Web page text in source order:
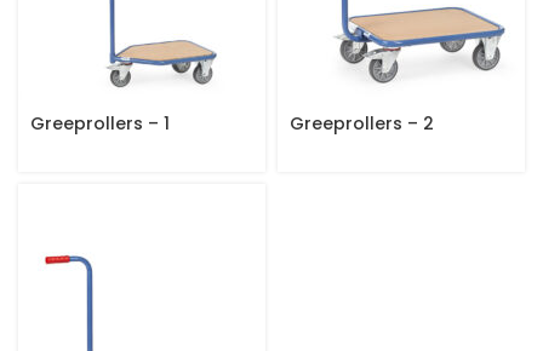
Greeprollers – 1 Greeprollers – 2